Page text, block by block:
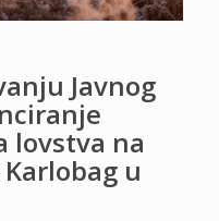
Javnog
lovstva na
u